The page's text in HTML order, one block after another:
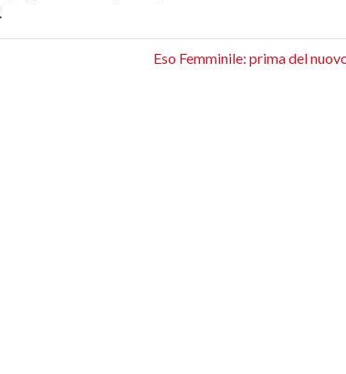
Eso Femminile: prima del